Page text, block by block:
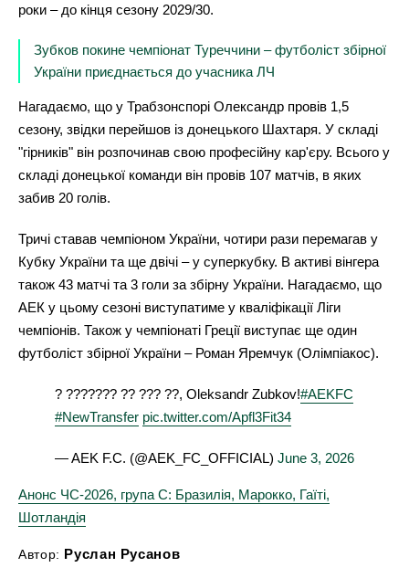
роки – до кінця сезону 2029/30.
Зубков покине чемпіонат Туреччини – футболіст збірної
України приєднається до учасника ЛЧ
Нагадаємо, що у Трабзонспорі Олександр провів 1,5
сезону, звідки перейшов із донецького Шахтаря. У складі
"гірників" він розпочинав свою професійну кар'єру. Всього у
складі донецької команди він провів 107 матчів, в яких
забив 20 голів.
Тричі ставав чемпіоном України, чотири рази перемагав у
Кубку України та ще двічі – у суперкубку. В активі вінгера
також 43 матчі та 3 голи за збірну України. Нагадаємо, що
АЕК у цьому сезоні виступатиме у кваліфікації Ліги
чемпіонів. Також у чемпіонаті Греції виступає ще один
футболіст збірної України – Роман Яремчук (Олімпіакос).
️? ??????? ?? ??? ??, Oleksandr Zubkov!#AEKFC
#NewTransfer pic.twitter.com/Apfl3Fit34
— AEK F.C. (@AEK_FC_OFFICIAL) June 3, 2026
Анонс ЧС-2026, група С: Бразилія, Марокко, Гаїті,
Шотландія
Автор: Руслан Русанов